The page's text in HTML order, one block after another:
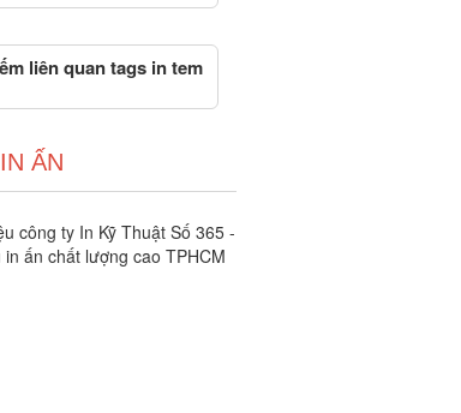
liên quan tags in tem
ẤN